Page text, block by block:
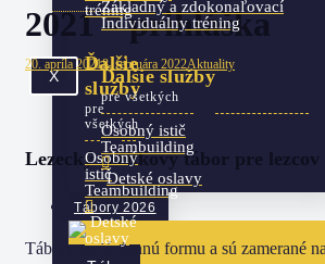
tréning
Ďalšie
služby
pre
všetkých
Osobný
istič
Teambuilding
Detské
oslavy
Základný a zdokonaľovací
Individuálny tréning
Ďalšie služby
pre všetkých
Osobný istič
Teambuilding
Detské oslavy
Tábory 2026
X
2021 – prihláška
20. apríla 20218. februára 2022Aktuality
Lezecký zážitkový tábor pre lezcov
Tábory majú dennú formu a sú zamerané